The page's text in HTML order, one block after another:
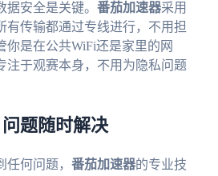
安全是关键。 番茄加速器采用
有传输都通过专线进行，不用担
你是在公共WiFi还是家里的网
注于观赛本身，不用为隐私问题
题随时解决
何问题， 番茄加速器的专业技